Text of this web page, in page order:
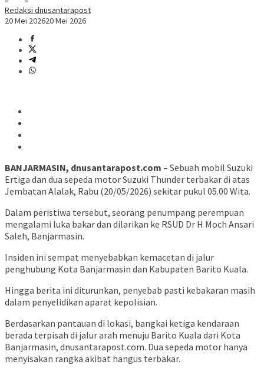
Redaksi dnusantarapost
20 Mei 202620 Mei 2026
BANJARMASIN, dnusantarapost.com – Sebuah mobil Suzuki
Ertiga dan dua sepeda motor Suzuki Thunder terbakar di atas
Jembatan Alalak, Rabu (20/05/2026) sekitar pukul 05.00 Wita.
Dalam peristiwa tersebut, seorang penumpang perempuan
mengalami luka bakar dan dilarikan ke RSUD Dr H Moch Ansari
Saleh, Banjarmasin.
Insiden ini sempat menyebabkan kemacetan di jalur
penghubung Kota Banjarmasin dan Kabupaten Barito Kuala.
Hingga berita ini diturunkan, penyebab pasti kebakaran masih
dalam penyelidikan aparat kepolisian.
Berdasarkan pantauan di lokasi, bangkai ketiga kendaraan
berada terpisah di jalur arah menuju Barito Kuala dari Kota
Banjarmasin, dnusantarapost.com. Dua sepeda motor hanya
menyisakan rangka akibat hangus terbakar.